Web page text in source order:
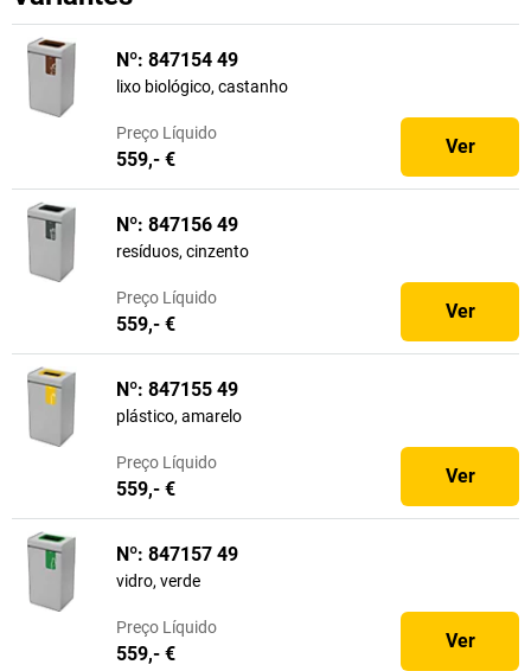
Nº: 847154 49
lixo biológico, castanho
Preço Líquido
559,- €
Ver
Nº: 847156 49
resíduos, cinzento
Preço Líquido
559,- €
Ver
Nº: 847155 49
plástico, amarelo
Preço Líquido
559,- €
Ver
Nº: 847157 49
vidro, verde
Preço Líquido
559,- €
Ver